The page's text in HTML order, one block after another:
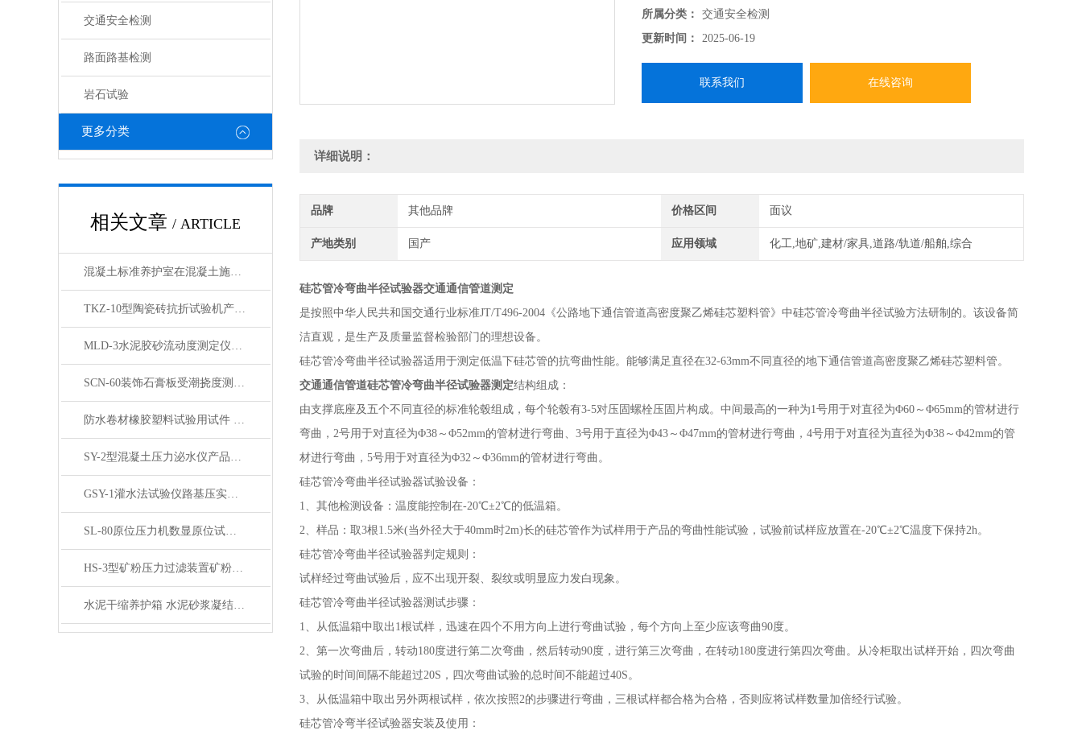
交通安全检测
路面路基检测
岩石试验
更多分类
相关文章 / ARTICLE
混凝土标准养护室在混凝土施工中扮演着重要的角色
TKZ-10型陶瓷砖抗折试验机产品展示
MLD-3水泥胶砂流动度测定仪产品简介
SCN-60装饰石膏板受潮挠度测定仪产品展示
防水卷材橡胶塑料试验用试件 产品展示
SY-2型混凝土压力泌水仪产品展示
GSY-1灌水法试验仪路基压实度测定仪产品展示
SL-80原位压力机数显原位试验机 产品展示
HS-3型矿粉压力过滤装置矿粉回收仪产品展示
水泥干缩养护箱 水泥砂浆凝结时间定型性试验
所属分类：
交通安全检测
更新时间：
2025-06-19
联系我们 在线咨询
详细说明：
品牌 其他品牌 价格区间 面议
产地类别 国产 应用领域 化工,地矿,建材/家具,道路/轨道/船舶,综合
硅芯管冷弯曲半径试验器交通通信管道测定
是按照中华人民共和国交通行业标准JT/T496-2004《公路地下通信管道高密度聚乙烯硅芯塑料管》中硅芯管冷弯曲半径试验方法研制的。该设备简
洁直观，是生产及质量监督检验部门的理想设备。
硅芯管冷弯曲半径试验器适用于测定低温下硅芯管的抗弯曲性能。能够满足直径在32-63mm不同直径的地下通信管道高密度聚乙烯硅芯塑料管。
交通通信管道硅芯管冷弯曲半径试验器测定结构组成：
由支撑底座及五个不同直径的标准轮毂组成，每个轮毂有3-5对压固螺栓压固片构成。中间最高的一种为1号用于对直径为Φ60～Φ65mm的管材进行
弯曲，2号用于对直径为Φ38～Φ52mm的管材进行弯曲、3号用于直径为Φ43～Φ47mm的管材进行弯曲，4号用于对直径为直径为Φ38～Φ42mm的管
材进行弯曲，5号用于对直径为Φ32～Φ36mm的管材进行弯曲。
硅芯管冷弯曲半径试验器试验设备：
1、其他检测设备：温度能控制在-20℃±2℃的低温箱。
2、样品：取3根1.5米(当外径大于40mm时2m)长的硅芯管作为试样用于产品的弯曲性能试验，试验前试样应放置在-20℃±2℃温度下保持2h。
硅芯管冷弯曲半径试验器判定规则：
试样经过弯曲试验后，应不出现开裂、裂纹或明显应力发白现象。
硅芯管冷弯曲半径试验器测试步骤：
1、从低温箱中取出1根试样，迅速在四个不用方向上进行弯曲试验，每个方向上至少应该弯曲90度。
2、第一次弯曲后，转动180度进行第二次弯曲，然后转动90度，进行第三次弯曲，在转动180度进行第四次弯曲。从冷柜取出试样开始，四次弯曲
试验的时间间隔不能超过20S，四次弯曲试验的总时间不能超过40S。
3、从低温箱中取出另外两根试样，依次按照2的步骤进行弯曲，三根试样都合格为合格，否则应将试样数量加倍经行试验。
硅芯管冷弯半径试验器安装及使用：